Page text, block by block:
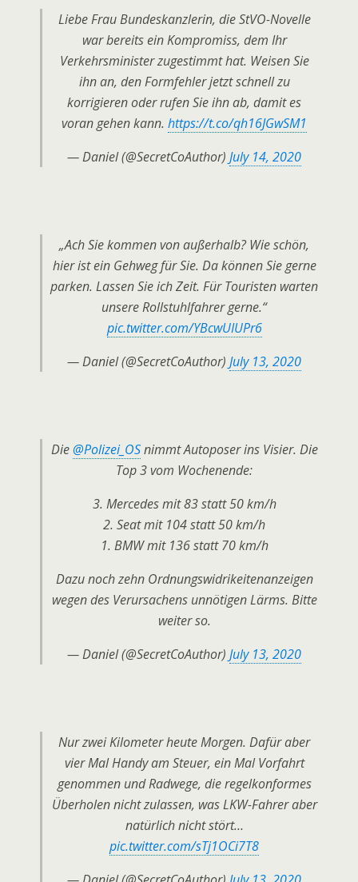
Liebe Frau Bundeskanzlerin, die StVO-Novelle
war bereits ein Kompromiss, dem Ihr
Verkehrsminister zugestimmt hat. Weisen Sie
ihn an, den Formfehler jetzt schnell zu
korrigieren oder rufen Sie ihn ab, damit es
voran gehen kann. https://t.co/qh16JGwSM1
— Daniel (@SecretCoAuthor) July 14, 2020
„Ach Sie kommen von außerhalb? Wie schön,
hier ist ein Gehweg für Sie. Da können Sie gerne
parken. Lassen Sie ich Zeit. Für Touristen warten
unsere Rollstuhlfahrer gerne.“
pic.twitter.com/YBcwUIUPr6
— Daniel (@SecretCoAuthor) July 13, 2020
Die@Polizei_OSnimmt Autoposer ins Visier. Die
Top 3 vom Wochenende:
3. Mercedes mit 83 statt 50 km/h
2. Seat mit 104 statt 50 km/h
1. BMW mit 136 statt 70 km/h
Dazu noch zehn Ordnungswidrikeitenanzeigen
wegen des Verursachens unnötigen Lärms. Bitte
weiter so.
— Daniel (@SecretCoAuthor) July 13, 2020
Nur zwei Kilometer heute Morgen. Dafür aber
vier Mal Handy am Steuer, ein Mal Vorfahrt
genommen und Radwege, die regelkonformes
Überholen nicht zulassen, was LKW-Fahrer aber
natürlich nicht stört…
pic.twitter.com/sTj1OCi7T8